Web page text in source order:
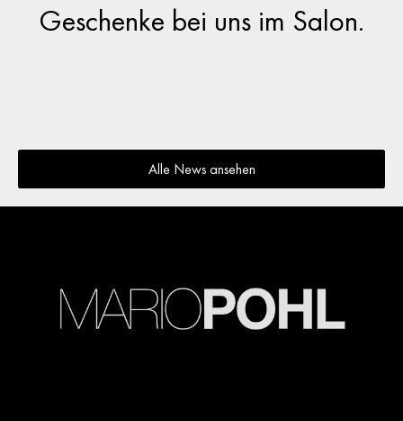
Geschenke bei uns im Salon.
Alle News ansehen